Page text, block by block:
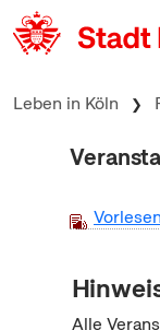
zum Inhalt springen
Leben in Köln
Alle